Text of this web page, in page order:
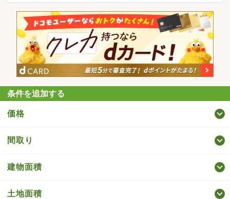
条件を追加する
価格
間取り
建物面積
土地面積